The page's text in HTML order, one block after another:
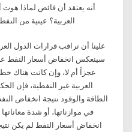
أنه يعتقد أن فائض لماذا
العربية؟ عينية من
علينا أن نراقب قرارات الدول
سينعكس انخفاض أسعار النفط
عجزاً أم لا، وإن كانت هناك
العربية غير النفطية، فإن
الطاقة والوقود نتيجة انخفاض
في موازناتها، أو شدة
انخفاض أسعار النفط لم يكن